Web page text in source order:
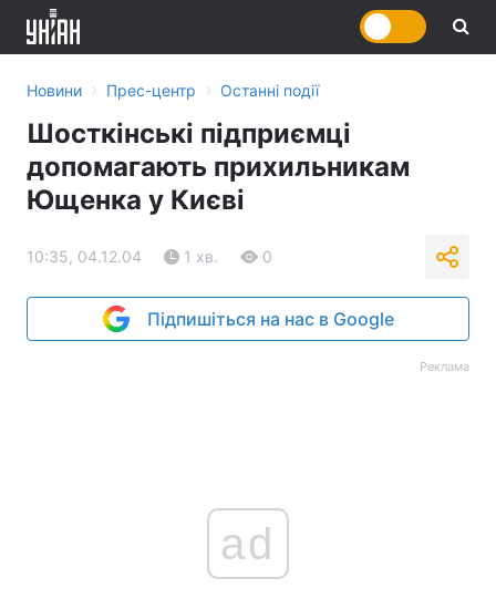
Новини › Прес-центр › Останні події
Шосткінські підприємці
допомагають прихильникам
Ющенка у Києві
10:35, 04.12.04 1 хв. 0
Підпишіться на нас в Google
Реклама
ad